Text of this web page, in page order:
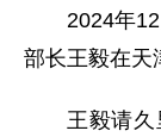
2024年
部长王毅在天
王毅请